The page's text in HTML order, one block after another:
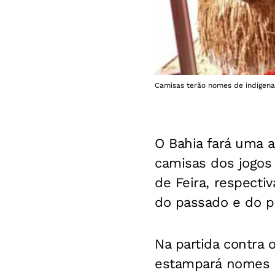
Camisas terão nomes de
O Bahia fará uma
camisas dos
de Feira,
do passado e do
Na partida contra
estampará nomes